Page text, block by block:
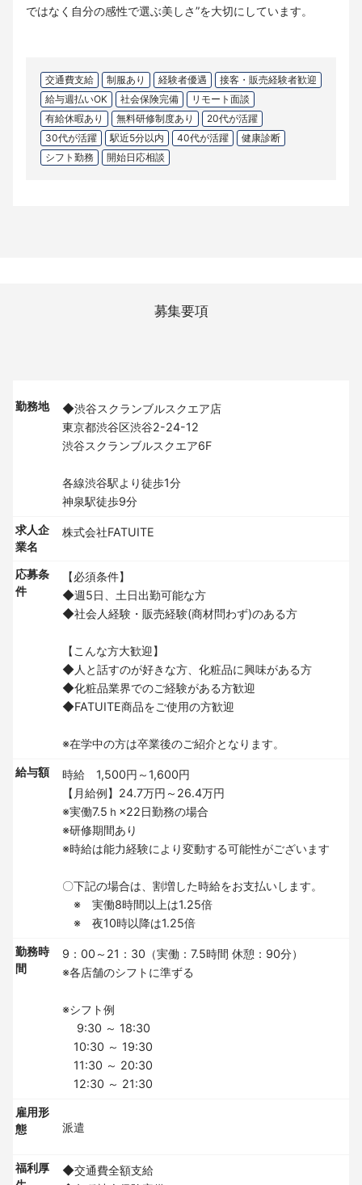
ではなく自分の感性で選ぶ美しさ”を大切にしています。
交通費支給 制服あり 経験者優遇
接客・販売経験者歓迎
給与週払いOK
社会保険完備
リモート面談
有給休暇あり
無料研修制度あり
20代が活躍
30代が活躍
駅近5分以内 40代が活躍
健康診断
シフト勤務
開始日応相談
募集要項
勤務地
◆渋谷スクランブルスクエア店
東京都渋谷区渋谷2-24-12
渋谷スクランブルスクエア6F
各線渋谷駅より徒歩1分
神泉駅徒歩9分
求人企
業名
株式会社FATUITE
応募条
件
【必須条件】
◆週5日、土日出勤可能な方
◆社会人経験・販売経験(商材問わず)のある方
【こんな方大歓迎】
◆人と話すのが好きな方、化粧品に興味がある方
◆化粧品業界でのご経験がある方歓迎
◆FATUITE商品をご使用の方歓迎
※在学中の方は卒業後のご紹介となります。
給与額
時給 1,500円～1,600円
【月給例】24.7万円～26.4万円
※実働7.5ｈ×22日勤務の場合
※研修期間あり
※時給は能力経験により変動する可能性がございます
〇下記の場合は、割増した時給をお支払いします。
※ 実働8時間以上は1.25倍
※ 夜10時以降は1.25倍
勤務時
間
9：00～21：30（実働：7.5時間 休憩：90分）
※各店舗のシフトに準ずる
※シフト例
9:30 ～ 18:30
10:30 ～ 19:30
11:30 ～ 20:30
12:30 ～ 21:30
雇用形
態
派遣
福利厚
◆交通費全額支給